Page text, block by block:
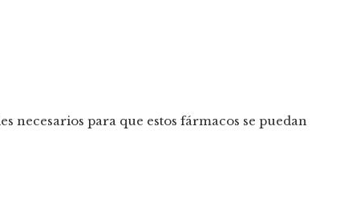
necesarios para que estos fármacos se puedan